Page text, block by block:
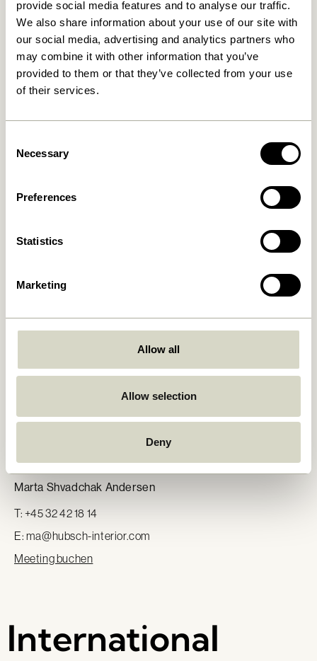
provide social media features and to analyse our traffic.
We also share information about your use of our site with
our social media, advertising and analytics partners who
may combine it with other information that you’ve
provided to them or that they’ve collected from your use
of their services.
Selection
Necessary
Preferences
Statistics
Marketing
Allow all
Allow selection
Deny
Luxemburg
Key Account Manager
Mette Bjerregaard Pedersen
T: +45 32 42 18 13
Meeting buchen
Niederlande
Line Kjær Iversen
E:li@hubsch-interior.com
Rest of Europe
Key Account Manager
Marta Shvadchak Andersen
T: +45 32 42 18 14
E: ma@hubsch-interior.com
Meeting buchen
International